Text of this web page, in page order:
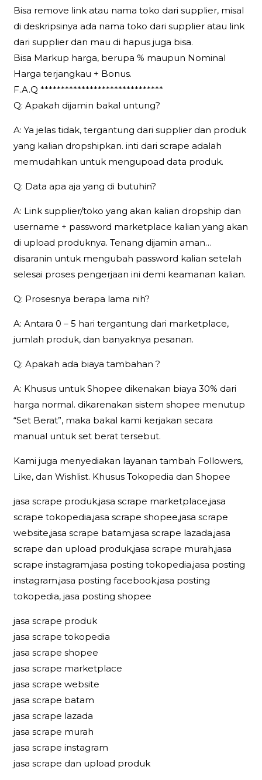
Bisa remove link atau nama toko dari supplier, misal
di deskripsinya ada nama toko dari supplier atau link
dari supplier dan mau di hapus juga bisa.
Bisa Markup harga, berupa % maupun Nominal
Harga terjangkau + Bonus.
F.A.Q ******************************
Q: Apakah dijamin bakal untung?
A: Ya jelas tidak, tergantung dari supplier dan produk
yang kalian dropshipkan. inti dari scrape adalah
memudahkan untuk mengupoad data produk.
Q: Data apa aja yang di butuhin?
A: Link supplier/toko yang akan kalian dropship dan
username + password marketplace kalian yang akan
di upload produknya. Tenang dijamin aman…
disaranin untuk mengubah password kalian setelah
selesai proses pengerjaan ini demi keamanan kalian.
Q: Prosesnya berapa lama nih?
A: Antara 0 – 5 hari tergantung dari marketplace,
jumlah produk, dan banyaknya pesanan.
Q: Apakah ada biaya tambahan ?
A: Khusus untuk Shopee dikenakan biaya 30% dari
harga normal. dikarenakan sistem shopee menutup
“Set Berat”, maka bakal kami kerjakan secara
manual untuk set berat tersebut.
Kami juga menyediakan layanan tambah Followers,
Like, dan Wishlist. Khusus Tokopedia dan Shopee
jasa scrape produk,jasa scrape marketplace,jasa
scrape tokopedia,jasa scrape shopee,jasa scrape
website,jasa scrape batam,jasa scrape lazada,jasa
scrape dan upload produk,jasa scrape murah,jasa
scrape instagram,jasa posting tokopedia,jasa posting
instagram,jasa posting facebook,jasa posting
tokopedia, jasa posting shopee
jasa scrape produk
jasa scrape tokopedia
jasa scrape shopee
jasa scrape marketplace
jasa scrape website
jasa scrape batam
jasa scrape lazada
jasa scrape murah
jasa scrape instagram
jasa scrape dan upload produk